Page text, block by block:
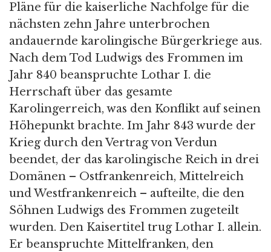
Pläne für die kaiserliche Nachfolge für die
nächsten zehn Jahre unterbrochen
andauernde karolingische Bürgerkriege aus.
Nach dem Tod Ludwigs des Frommen im
Jahr 840 beanspruchte Lothar I. die
Herrschaft über das gesamte
Karolingerreich, was den Konflikt auf seinen
Höhepunkt brachte. Im Jahr 843 wurde der
Krieg durch den Vertrag von Verdun
beendet, der das karolingische Reich in drei
Domänen – Ostfrankenreich, Mittelreich
und Westfrankenreich – aufteilte, die den
Söhnen Ludwigs des Frommen zugeteilt
wurden. Den Kaisertitel trug Lothar I. allein.
Er beanspruchte Mittelfranken, den